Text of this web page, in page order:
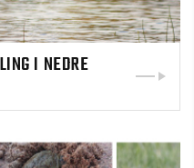
I NEDRE